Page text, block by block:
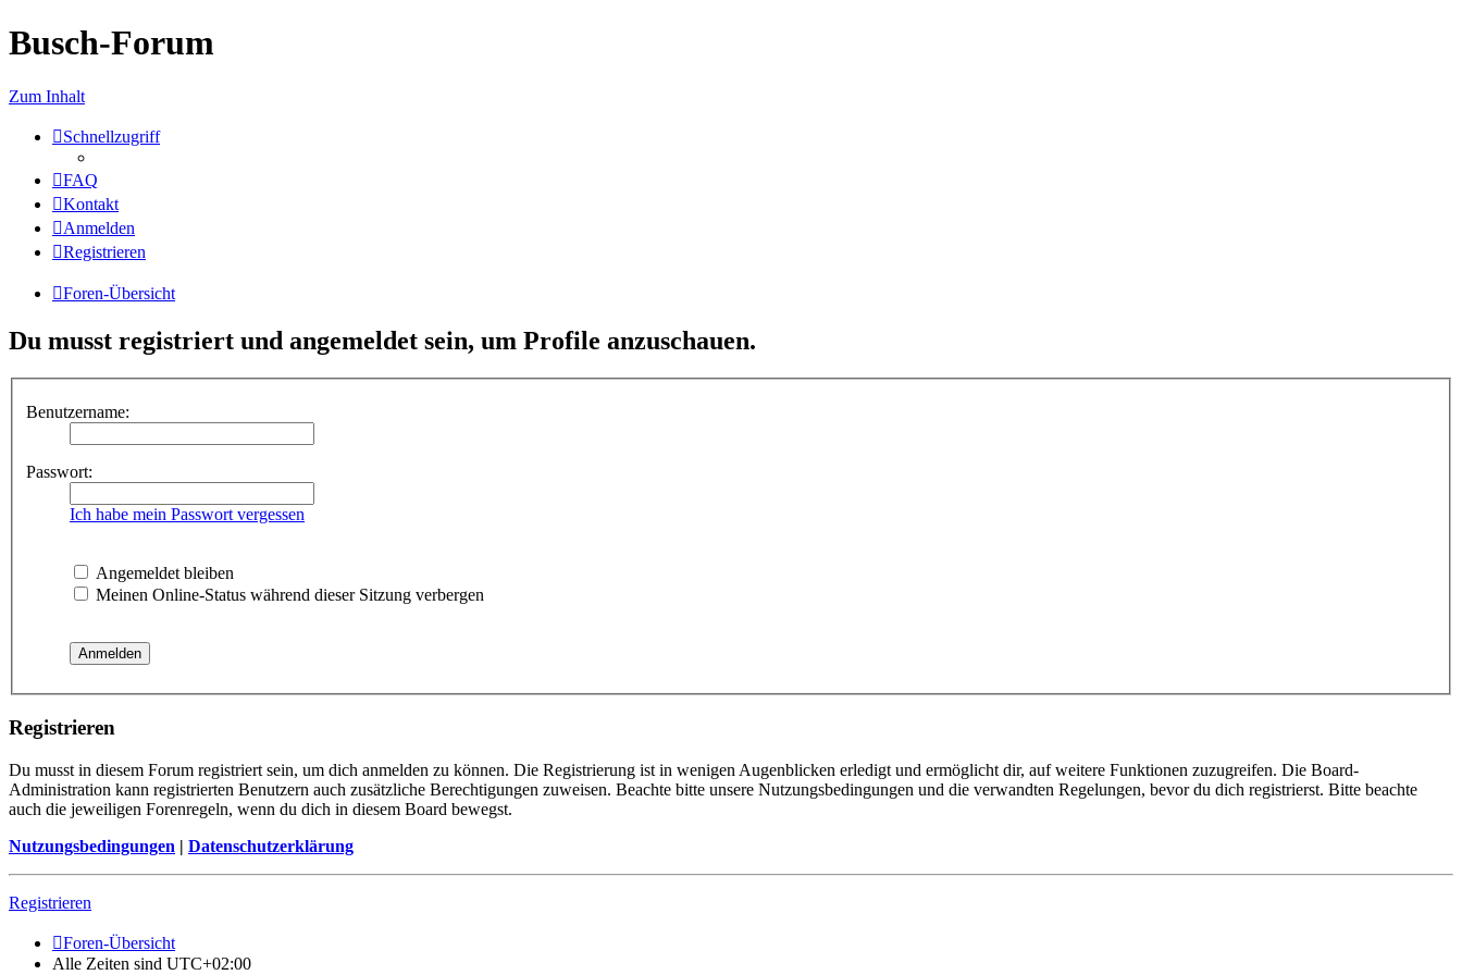
Busch-Forum
Zum Inhalt
Schnellzugriff
FAQ
Kontakt
Anmelden
Registrieren
Foren-Übersicht
Du musst registriert und angemeldet sein, um Profile anzuschauen.
Benutzername:
Passwort:
Ich habe mein Passwort vergessen
Angemeldet bleiben
Meinen Online-Status während dieser Sitzung verbergen
Registrieren
Du musst in diesem Forum registriert sein, um dich anmelden zu können. Die Registrierung ist in wenigen Augenblicken erledigt und ermöglicht dir, auf weitere Funktionen zuzugreifen. Die Board-
Administration kann registrierten Benutzern auch zusätzliche Berechtigungen zuweisen. Beachte bitte unsere Nutzungsbedingungen und die verwandten Regelungen, bevor du dich registrierst. Bitte beachte
auch die jeweiligen Forenregeln, wenn du dich in diesem Board bewegst.
Nutzungsbedingungen | Datenschutzerklärung
Registrieren
Foren-Übersicht
Alle Zeiten sind UTC+02:00